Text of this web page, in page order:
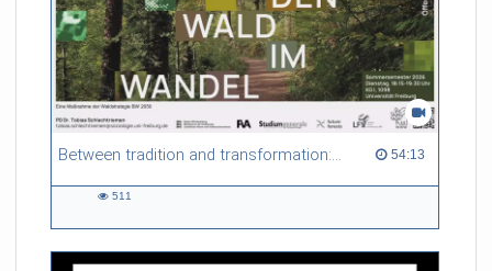
Between tradition and transformation: how owners, advisers and institutions co-create knowledge for resilient forests in Europe 54:13
54:13 duration
511